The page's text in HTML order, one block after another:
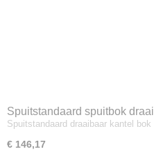
Spuitstandaard spuitbok
Spuitstandaard draaibaar kantel
€ 146,17